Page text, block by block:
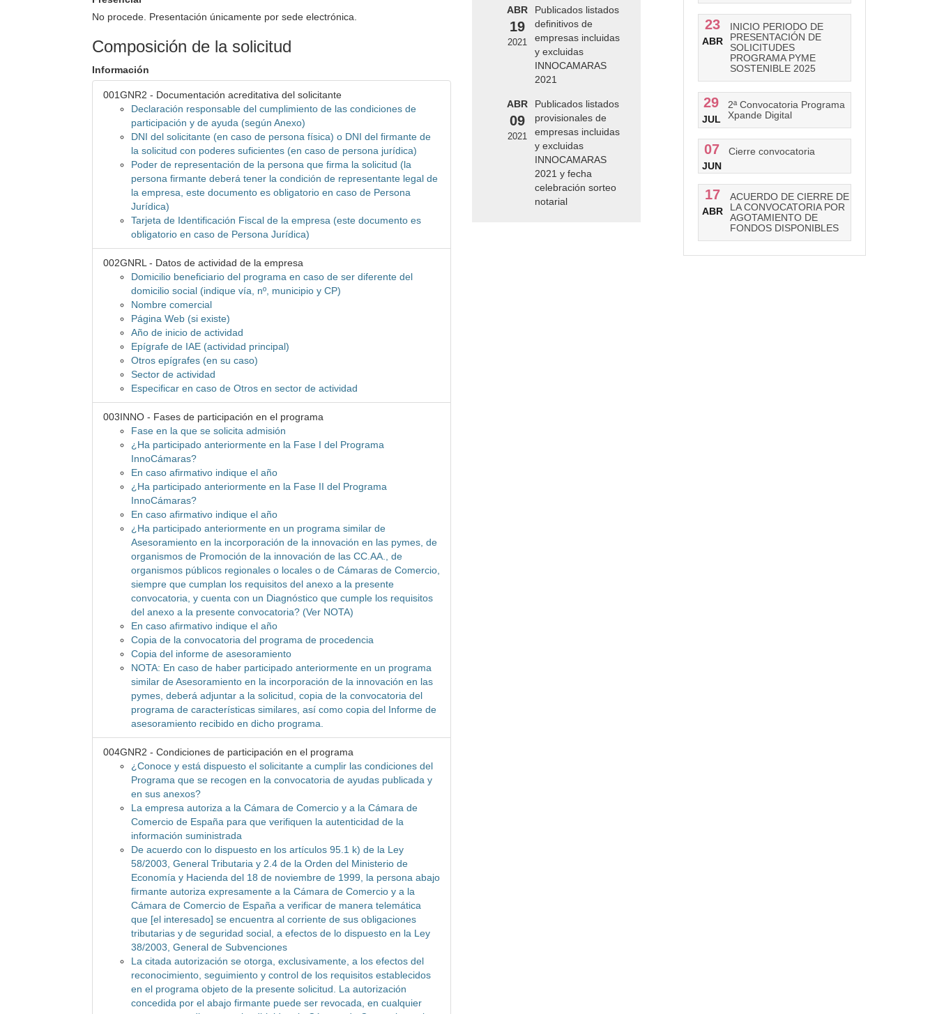
No procede. Presentación únicamente por sede electrónica.
Composición de la solicitud
Información
001GNR2 - Documentación acreditativa del solicitante
Declaración responsable del cumplimiento de las condiciones de
participación y de ayuda (según Anexo)
DNI del solicitante (en caso de persona física) o DNI del firmante de
la solicitud con poderes suficientes (en caso de persona jurídica)
Poder de representación de la persona que firma la solicitud (la
persona firmante deberá tener la condición de representante legal de
la empresa, este documento es obligatorio en caso de Persona
Jurídica)
Tarjeta de Identificación Fiscal de la empresa (este documento es
obligatorio en caso de Persona Jurídica)
002GNRL - Datos de actividad de la empresa
Domicilio beneficiario del programa en caso de ser diferente del
domicilio social (indique vía, nº, municipio y CP)
Nombre comercial
Página Web (si existe)
Año de inicio de actividad
Epígrafe de IAE (actividad principal)
Otros epígrafes (en su caso)
Sector de actividad
Especificar en caso de Otros en sector de actividad
003INNO - Fases de participación en el programa
Fase en la que se solicita admisión
¿Ha participado anteriormente en la Fase I del Programa
InnoCámaras?
En caso afirmativo indique el año
¿Ha participado anteriormente en la Fase II del Programa
InnoCámaras?
En caso afirmativo indique el año
¿Ha participado anteriormente en un programa similar de
Asesoramiento en la incorporación de la innovación en las pymes, de
organismos de Promoción de la innovación de las CC.AA., de
organismos públicos regionales o locales o de Cámaras de Comercio,
siempre que cumplan los requisitos del anexo a la presente
convocatoria, y cuenta con un Diagnóstico que cumple los requisitos
del anexo a la presente convocatoria? (Ver NOTA)
En caso afirmativo indique el año
Copia de la convocatoria del programa de procedencia
Copia del informe de asesoramiento
NOTA: En caso de haber participado anteriormente en un programa
similar de Asesoramiento en la incorporación de la innovación en las
pymes, deberá adjuntar a la solicitud, copia de la convocatoria del
programa de características similares, así como copia del Informe de
asesoramiento recibido en dicho programa.
004GNR2 - Condiciones de participación en el programa
¿Conoce y está dispuesto el solicitante a cumplir las condiciones del
Programa que se recogen en la convocatoria de ayudas publicada y
en sus anexos?
La empresa autoriza a la Cámara de Comercio y a la Cámara de
Comercio de España para que verifiquen la autenticidad de la
información suministrada
De acuerdo con lo dispuesto en los artículos 95.1 k) de la Ley
58/2003, General Tributaria y 2.4 de la Orden del Ministerio de
Economía y Hacienda del 18 de noviembre de 1999, la persona abajo
firmante autoriza expresamente a la Cámara de Comercio y a la
Cámara de Comercio de España a verificar de manera telemática
que [el interesado] se encuentra al corriente de sus obligaciones
tributarias y de seguridad social, a efectos de lo dispuesto en la Ley
38/2003, General de Subvenciones
La citada autorización se otorga, exclusivamente, a los efectos del
reconocimiento, seguimiento y control de los requisitos establecidos
en el programa objeto de la presente solicitud. La autorización
concedida por el abajo firmante puede ser revocada, en cualquier
ABR
19
2021
Publicados listados
definitivos de
empresas incluidas
y excluidas
INNOCAMARAS
2021
ABR
09
2021
Publicados listados
provisionales de
empresas incluidas
y excluidas
INNOCAMARAS
2021 y fecha
celebración sorteo
notarial
23
ABR
INICIO PERIODO DE
PRESENTACIÓN DE
SOLICITUDES
PROGRAMA PYME
SOSTENIBLE 2025
29
JUL
2ª Convocatoria Programa
Xpande Digital
07
JUN
Cierre convocatoria
17
ABR
ACUERDO DE CIERRE DE
LA CONVOCATORIA POR
AGOTAMIENTO DE
FONDOS DISPONIBLES